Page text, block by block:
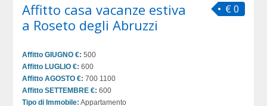
€ 0
Affitto casa vacanze estiva
a Roseto degli Abruzzi
Affitto GIUGNO €: 500
Affitto LUGLIO €: 600
Affitto AGOSTO €: 700 1100
Affitto SETTEMBRE €: 600
Tipo di Immobile: Appartamento